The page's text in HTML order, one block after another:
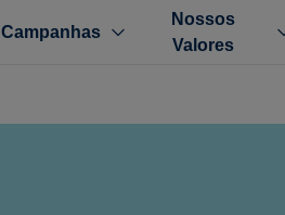
Campanhas
Nossos
Valores